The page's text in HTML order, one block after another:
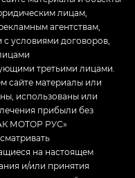
лицам,
агентствам,
с условиями договоров,
третьими лицами.
сайте материалы или
использованы или
прибыли без
МОТОР РУС»
на настоящем
и/или принятия